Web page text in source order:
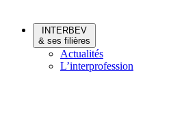
INTERBEV
& ses filières
Actualités
L’interprofession